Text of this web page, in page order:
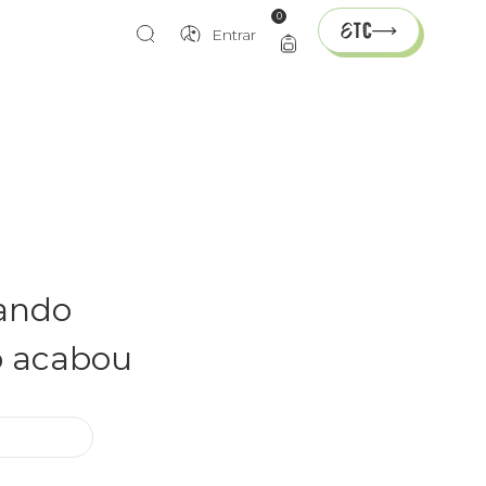
Entrar
0
acabou